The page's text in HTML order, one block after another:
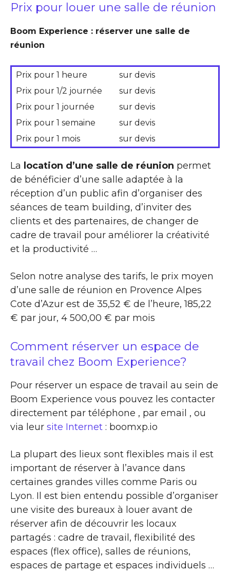
Prix pour louer une salle de réunion
Boom Experience : réserver une salle de
réunion
Prix pour 1 heure
sur devis
Prix pour 1/2 journée
sur devis
Prix pour 1 journée
sur devis
Prix pour 1 semaine
sur devis
Prix pour 1 mois
sur devis
La location d’une salle de réunion permet
de bénéficier d’une salle adaptée à la
réception d’un public afin d’organiser des
séances de team building, d’inviter des
clients et des partenaires, de changer de
cadre de travail pour améliorer la créativité
et la productivité …
Selon notre analyse des tarifs, le prix moyen
d’une salle de réunion en Provence Alpes
Cote d’Azur est de 35,52 € de l’heure, 185,22
€ par jour, 4 500,00 € par mois
Comment réserver un espace de
travail chez Boom Experience?
Pour réserver un espace de travail au sein de
Boom Experience vous pouvez les contacter
directement par téléphone , par email , ou
via leur site Internet : boomxp.io
La plupart des lieux sont flexibles mais il est
important de réserver à l’avance dans
certaines grandes villes comme Paris ou
Lyon. Il est bien entendu possible d’organiser
une visite des bureaux à louer avant de
réserver afin de découvrir les locaux
partagés : cadre de travail, flexibilité des
espaces (flex office), salles de réunions,
espaces de partage et espaces individuels …